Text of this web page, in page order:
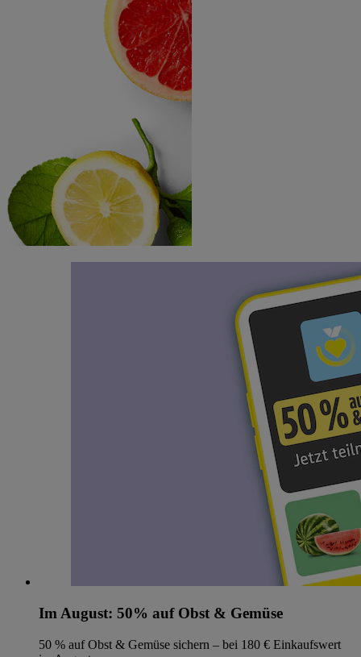
Im August: 50% auf Obst & Gemüse
50 % auf Obst & Gemüse sichern – bei 180 € Einkaufswert